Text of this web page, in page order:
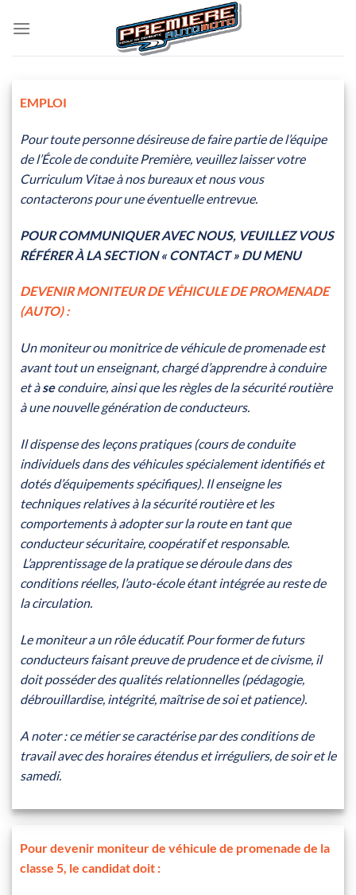
EMPLOI
Pour toute personne désireuse de faire partie de l’équipe
de l’École de conduite Première, veuillez laisser votre
Curriculum Vitae à nos bureaux et nous vous
contacterons pour une éventuelle entrevue.
POUR COMMUNIQUER AVEC NOUS, VEUILLEZ VOUS
RÉFÉRER À LA SECTION « CONTACT » DU MENU
DEVENIR MONITEUR DE VÉHICULE DE PROMENADE
(AUTO) :
Un moniteur ou monitrice de véhicule de promenade est
avant tout un enseignant, chargé d’apprendre à conduire
et àseconduire, ainsi que les règles de la sécurité routière
à une nouvelle génération de conducteurs.
Il dispense des leçons pratiques (cours de conduite
individuels dans des véhicules spécialement identifiés et
dotés d’équipements spécifiques). Il enseigne les
techniques relatives à la sécurité routière et les
comportements à adopter sur la route en tant que
conducteur sécuritaire, coopératif et responsable.
L’apprentissage de la pratique se déroule dans des
conditions réelles, l’auto-école étant intégrée au reste de
la circulation.
Le moniteur a un rôle éducatif. Pour former de futurs
conducteurs faisant preuve de prudence et de civisme, il
doit posséder des qualités relationnelles (pédagogie,
débrouillardise, intégrité, maîtrise de soi et patience).
A noter : ce métier se caractérise par des conditions de
travail avec des horaires étendus et irréguliers, de soir et le
samedi.
Pour devenir moniteur de véhicule de promenade de la
classe 5, le candidat doit :